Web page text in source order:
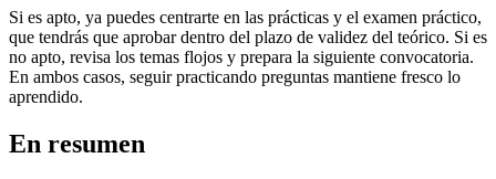
Si es apto, ya puedes centrarte en las prácticas y el examen práctico,
que tendrás que aprobar dentro del plazo de validez del teórico. Si es
no apto, revisa los temas flojos y prepara la siguiente convocatoria.
En ambos casos, seguir practicando preguntas mantiene fresco lo
aprendido.
En resumen